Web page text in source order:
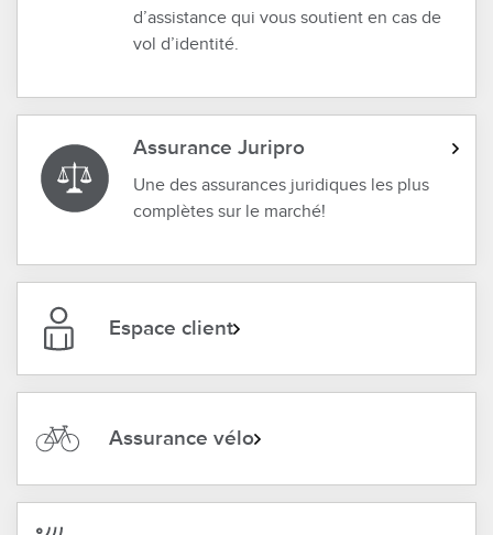
d’assistance qui vous soutient en cas de
vol d’identité.
Assurance Juripro
Une des assurances juridiques les plus
complètes sur le marché!
Espace client
Assurance vélo